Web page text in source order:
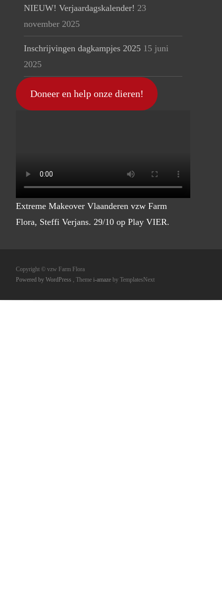
NIEUW! Verjaardagskalender! 23
november 2025
Inschrijvingen dagkampjes 2025 15 juni
2025
Doneer en help onze dieren!
Extreme Makeover Vlaanderen vzw Farm
Flora, Steffi Verjans. 29/10 op Play VIER.
Copyright © vzw Farm Flora
Powered by WordPress
, Theme i-amaze by TemplatesNext